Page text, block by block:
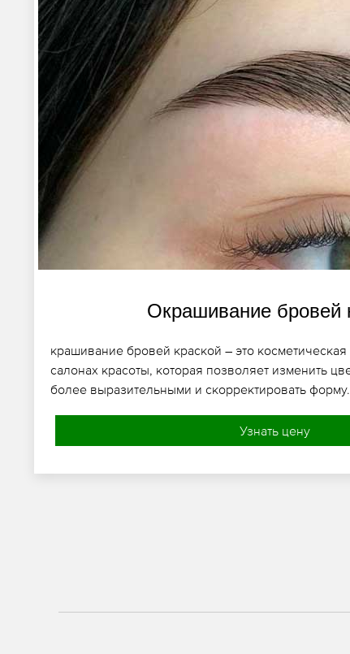
Окрашивание бровей
крашивание бровей краской – это
салонах красоты, которая позволяет изменить
более выразительными и скорректировать форму.
Узнать цену